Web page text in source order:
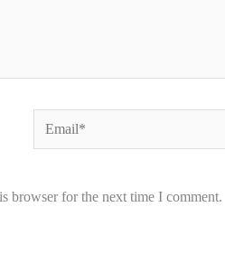
Email*
browser for the next time I comment.